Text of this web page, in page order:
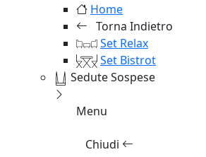
Home
Torna Indietro
Set Relax
Set Bistrot
Sedute Sospese
Menu
Chiudi